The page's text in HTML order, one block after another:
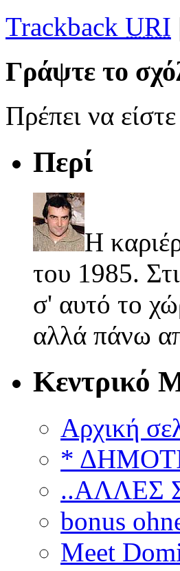
Trackback URI
Γράψτε το
Πρέπει να είστε
Περί
Η
του 1985.
σ' αυτό το
αλλά πάνω
Κεντρικό
Αρχική
*
..ΑΛΛΕΣ
bonus
Meet